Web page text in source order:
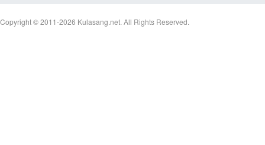
Copyright © 2011-2026 Kulasang.net. All Rights Reserved.